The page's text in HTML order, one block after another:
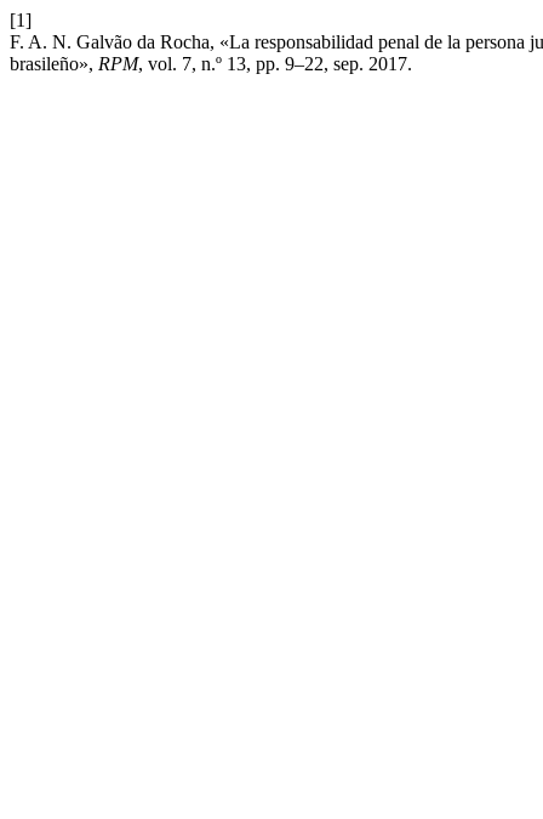
[1]
F. A. N. Galvão da Rocha, «La responsabilidad penal de la persona
brasileño», RPM, vol. 7, n.º 13, pp. 9–22, sep. 2017.